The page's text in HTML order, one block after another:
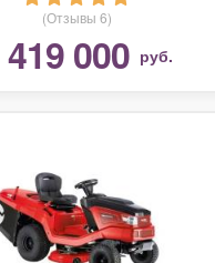
(Отзывы 6)
419 000 руб.